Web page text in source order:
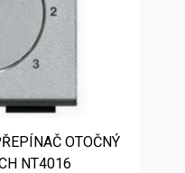
OTOČNÝ
NT4016